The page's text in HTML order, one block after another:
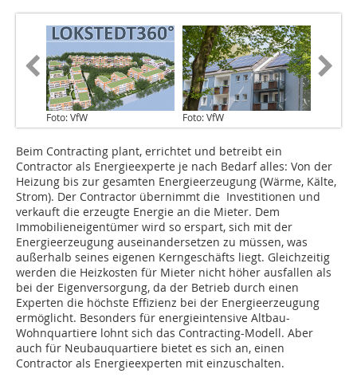
Foto: VfW Foto: VfW
Beim Contracting plant, errichtet und betreibt ein
Contractor als Energieexperte je nach Bedarf alles: Von der
Heizung bis zur gesamten Energieerzeugung (Wärme, Kälte,
Strom). Der Contractor übernimmt die Investitionen und
verkauft die erzeugte Energie an die Mieter. Dem
Immobilieneigentümer wird so erspart, sich mit der
Energieerzeugung auseinandersetzen zu müssen, was
außerhalb seines eigenen Kerngeschäfts liegt. Gleichzeitig
werden die Heizkosten für Mieter nicht höher ausfallen als
bei der Eigenversorgung, da der Betrieb durch einen
Experten die höchste Effizienz bei der Energieerzeugung
ermöglicht. Besonders für energieintensive Altbau-
Wohnquartiere lohnt sich das Contracting-Modell. Aber
auch für Neubauquartiere bietet es sich an, einen
Contractor als Energieexperten mit einzuschalten.